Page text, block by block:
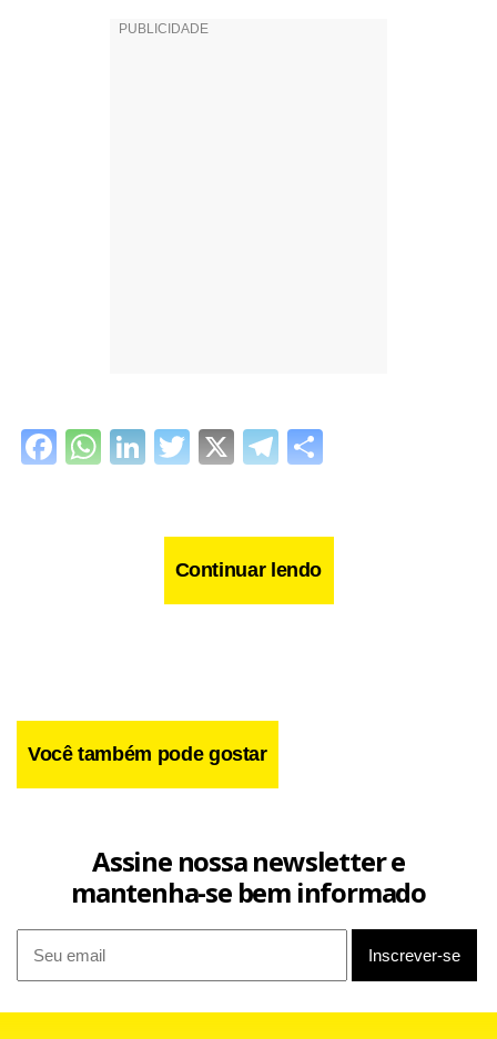
Facebook
WhatsApp
LinkedIn
Twitter
X Telegram
Continuar lendo
Você também pode gostar
Assine nossa newsletter e
mantenha-se bem informado